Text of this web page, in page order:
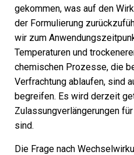
gekommen, was auf den
der Formulierung
wir zum
Temperaturen und
chemischen Prozesse, die
Verfrachtung ablaufen, sind
begreifen. Es wird derzeit
Zulassungverlängerungen
sind.
Die Frage nach